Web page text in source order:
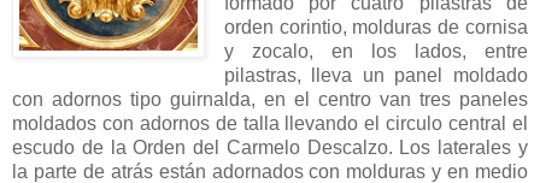
orden corintio, molduras de cornisa
y zocalo, en los lados, entre
pilastras, lleva un panel moldado
con adornos tipo guirnalda, en el centro van tres paneles
moldados con adornos de talla llevando el circulo central el
escudo de la Orden del Carmelo Descalzo. Los laterales y
la parte de atrás están adornados con molduras y en medio